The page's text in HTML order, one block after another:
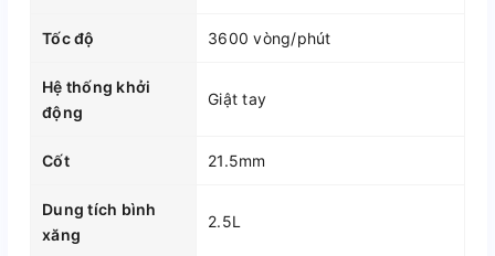
Tốc độ 3600 vòng/phút
Hệ thống khởi
động
Giật tay
Cốt 21.5mm
Dung tích bình
xăng
2.5L